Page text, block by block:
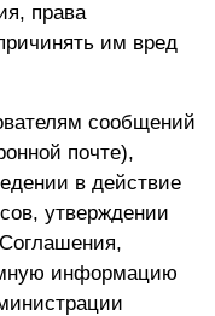
права
им вред
сообщений
почте),
в действие
утверждении
информацию